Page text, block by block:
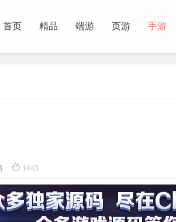
首页 精品 端游 页游 手游
 1443